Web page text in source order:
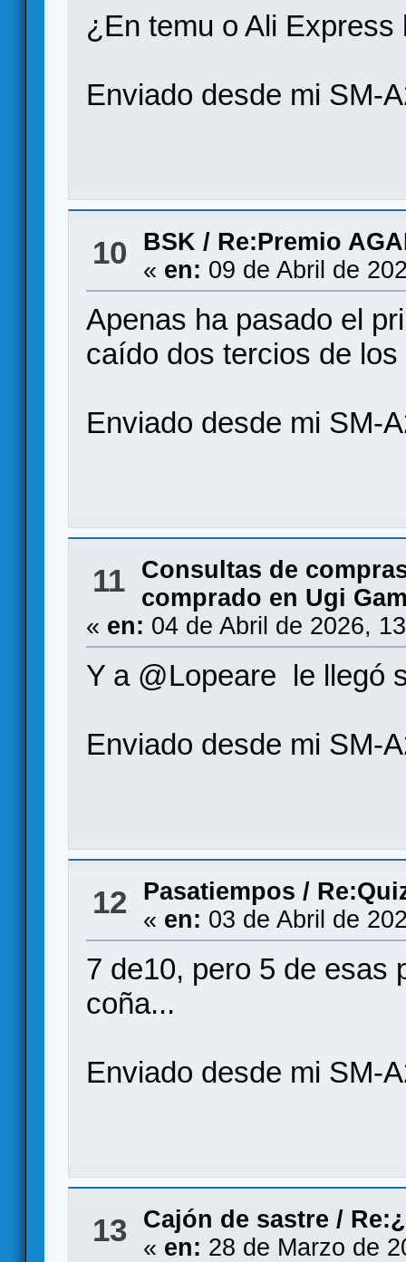
¿En temu o Ali Express
Enviado desde mi SM-
10 BSK / Re:Premio
« en: 09 de Abril de
Apenas ha pasado el
caído dos tercios de
Enviado desde mi SM-
11
Consultas de
comprado en Ugi
« en: 04 de Abril de 2026,
Y a @Lopeare le llegó
Enviado desde mi SM-
12 Pasatiempos /
« en: 03 de Abril de
7 de10, pero 5 de esas
coña...
Enviado desde mi SM-
13 Cajón de sastre /
« en: 28 de Marzo de